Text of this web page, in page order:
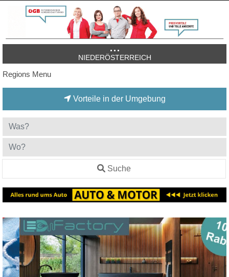
NIEDERÖSTERREICH
Regions Menu
Vorteile in der Umgebung
Suche